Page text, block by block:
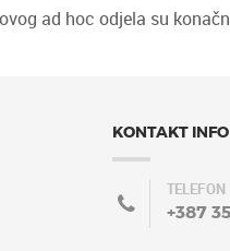
ad hoc odjela su
KONTAKT INFO
TELEFON
+387